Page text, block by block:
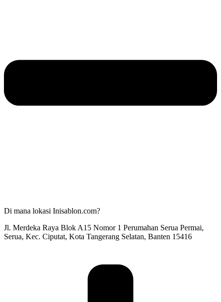
Di mana lokasi Inisablon.com?
Jl. Merdeka Raya Blok A15 Nomor 1 Perumahan Serua Permai,
Serua, Kec. Ciputat, Kota Tangerang Selatan, Banten 15416